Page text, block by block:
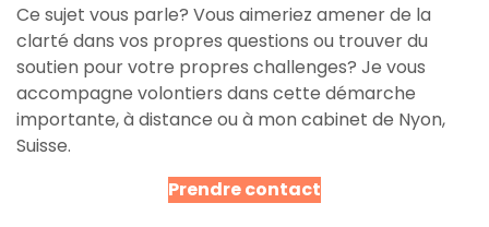
Ce sujet vous parle? Vous aimeriez amener de la
clarté dans vos propres questions ou trouver du
soutien pour votre propres challenges? Je vous
accompagne volontiers dans cette démarche
importante, à distance ou à mon cabinet de Nyon,
Suisse.
Prendre contact